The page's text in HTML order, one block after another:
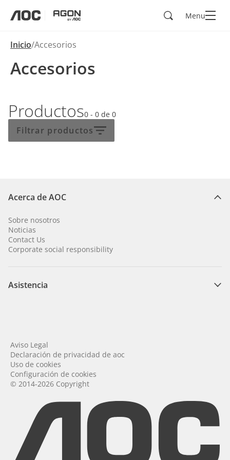
BuscarMenu
Inicio Accesorios
Accesorios
Productos0 - 0 de 0
Filtrar productos
Acerca de AOC
Sobre nosotros
Noticias
Contact Us
Corporate social responsibility
Asistencia
© 2014-2026 Copyright
Aviso Legal
Declaración de privacidad de aoc
Uso de cookies
Configuración de cookies